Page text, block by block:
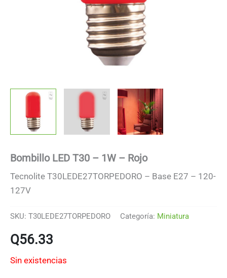
Bombillo LED T30 – 1W – Rojo
Tecnolite T30LEDE27TORPEDORO – Base E27 – 120-
127V
SKU: T30LEDE27TORPEDORO Categoría: Miniatura
Q56.33
Sin existencias